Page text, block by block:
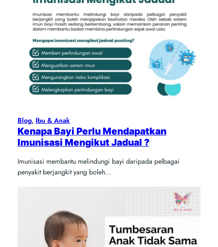
Blog, Ibu & Anak
Kenapa Bayi Perlu Mendapatkan
Imunisasi Mengikut Jadual ?
Imunisasi membantu melindungi bayi daripada pelbagai
penyakit berjangkit yang boleh…